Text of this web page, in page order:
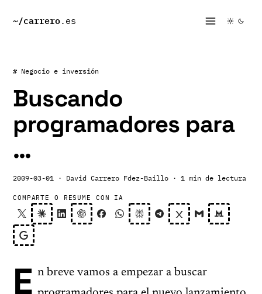
~/carrero.es
# Negocio e inversión
Buscando
programadores para
…
2009-03-01 · David Carrero Fdez-Baillo · 1 min de lectura
COMPARTE O RESUME CON IA
E n breve vamos a empezar a buscar